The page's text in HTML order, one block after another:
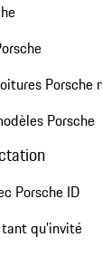
Porsche
Porsche
Porsche ID
qu’invité